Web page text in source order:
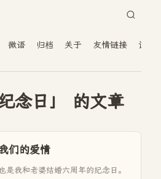
微语 归档 关于 友情链接 读者
念日」 的文章
们的爱情
是我和老婆结婚六周年的纪念日。